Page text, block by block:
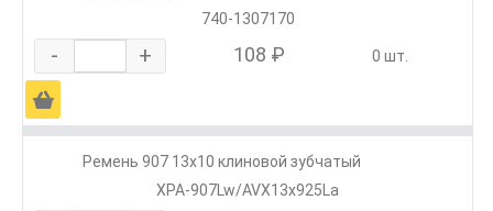
740-1307170
- + 108 ₽ 0 шт.
Ä
Ремень 907 13х10 клиновой зубчатый
XPA-907Lw/AVX13х925La